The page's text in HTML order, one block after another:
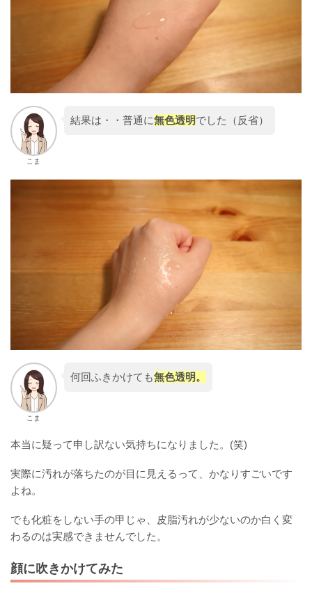
こま
結果は・・普通に無色透明でした（反省）
こま
何回ふきかけても無色透明。
本当に疑って申し訳ない気持ちになりました。(笑)
実際に汚れが落ちたのが目に見えるって、かなりすごいです
よね。
でも化粧をしない手の甲じゃ、皮脂汚れが少ないのか白く変
わるのは実感できませんでした。
顔に吹きかけてみた